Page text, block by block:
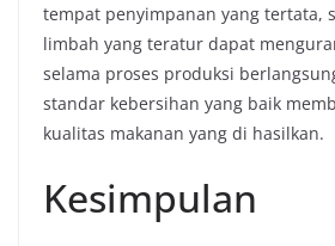
tempat penyimpanan yang tertata,
limbah yang teratur dapat
selama proses produksi
standar kebersihan yang baik
kualitas makanan yang di hasilkan.
Kesimpulan